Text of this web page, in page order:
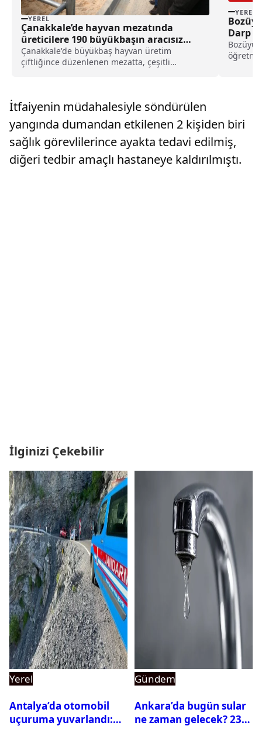
YEREL
Çanakkale’de hayvan mezatında
üreticilere 190 büyükbaşın aracısız
olarak satışı yapıldı haberi
Çanakkale'de büyükbaş hayvan üretim
çiftliğince düzenlenen mezatta, çeşitli
fiyatla ulaşması amacıyla...
YEREL
Darp
İtfaiyenin müdahalesiyle söndürülen
yangında dumandan etkilenen 2 kişiden biri
sağlık görevlilerince ayakta tedavi edilmiş,
diğeri tedbir amaçlı hastaneye kaldırılmıştı.
İlginizi Çekebilir
Yerel
Antalya’da otomobil
uçuruma yuvarlandı:
Gündem
Ankara’da bugün sular
ne zaman gelecek? 23